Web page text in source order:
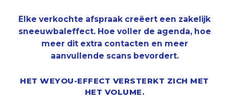
Elke verkochte afspraak creëert een zakelijk
sneeuwbaleffect. Hoe voller de agenda, hoe
meer dit extra contacten en meer
aanvullende scans bevordert.
HET WEYOU-EFFECT VERSTERKT ZICH MET
HET VOLUME.